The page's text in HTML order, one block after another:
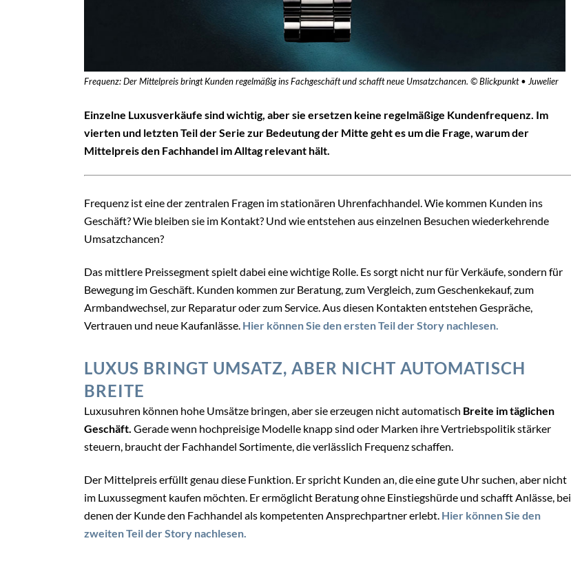
Frequenz: Der Mittelpreis bringt Kunden regelmäßig ins Fachgeschäft und schafft neue Umsatzchancen. © Blickpunkt • Juwelier
Einzelne Luxusverkäufe sind wichtig, aber sie ersetzen keine regelmäßige Kundenfrequenz. Im
vierten und letzten Teil der Serie zur Bedeutung der Mitte geht es um die Frage, warum der
Mittelpreis den Fachhandel im Alltag relevant hält.
Frequenz ist eine der zentralen Fragen im stationären Uhrenfachhandel. Wie kommen Kunden ins
Geschäft? Wie bleiben sie im Kontakt? Und wie entstehen aus einzelnen Besuchen wiederkehrende
Umsatzchancen?
Das mittlere Preissegment spielt dabei eine wichtige Rolle. Es sorgt nicht nur für Verkäufe, sondern für
Bewegung im Geschäft. Kunden kommen zur Beratung, zum Vergleich, zum Geschenkekauf, zum
Armbandwechsel, zur Reparatur oder zum Service. Aus diesen Kontakten entstehen Gespräche,
Vertrauen und neue Kaufanlässe. Hier können Sie den ersten Teil der Story nachlesen.
LUXUS BRINGT UMSATZ, ABER NICHT AUTOMATISCH
BREITE
Luxusuhren können hohe Umsätze bringen, aber sie erzeugen nicht automatisch Breite im täglichen
Geschäft. Gerade wenn hochpreisige Modelle knapp sind oder Marken ihre Vertriebspolitik stärker
steuern, braucht der Fachhandel Sortimente, die verlässlich Frequenz schaffen.
Der Mittelpreis erfüllt genau diese Funktion. Er spricht Kunden an, die eine gute Uhr suchen, aber nicht
im Luxussegment kaufen möchten. Er ermöglicht Beratung ohne Einstiegshürde und schafft Anlässe, bei
denen der Kunde den Fachhandel als kompetenten Ansprechpartner erlebt. Hier können Sie den
zweiten Teil der Story nachlesen.